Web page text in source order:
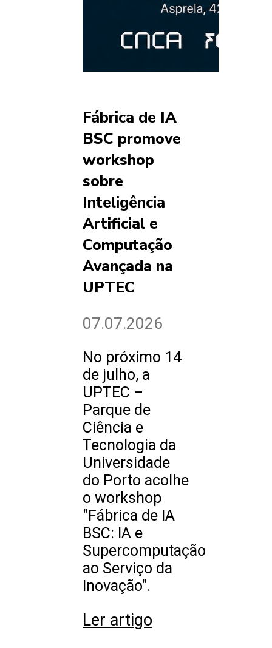
Fábrica de IA
BSC promove
workshop
sobre
Inteligência
Artificial e
Computação
Avançada na
UPTEC
07.07.2026
No próximo 14
de julho, a
UPTEC –
Parque de
Ciência e
Tecnologia da
Universidade
do Porto acolhe
o workshop
"Fábrica de IA
BSC: IA e
Supercomputação
ao Serviço da
Inovação".
Ler artigo